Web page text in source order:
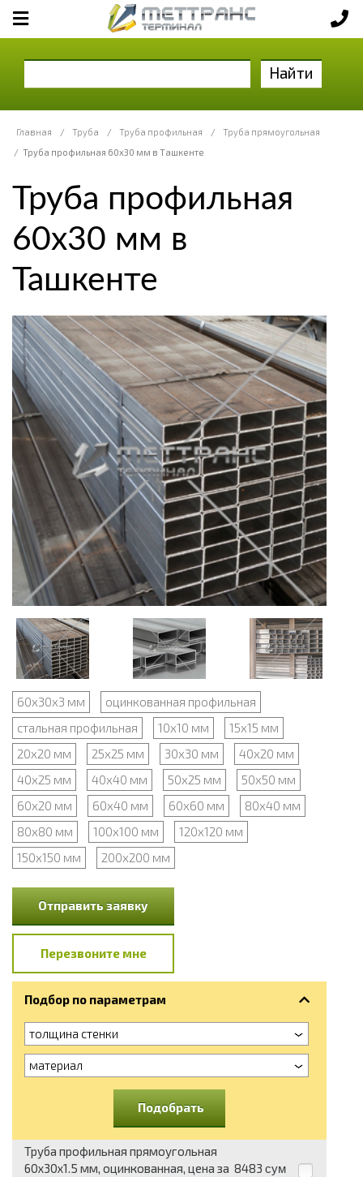
Найти
Главная / Труба / Труба профильная /
Труба прямоугольная
/ Труба профильная 60х30 мм в Ташкенте
Труба профильная
60х30 мм в
Ташкенте
60х30х3 мм
оцинкованная профильная
стальная профильная
10х10 мм
15х15 мм
20х20 мм
25х25 мм 30х30 мм
40х20 мм
40х25 мм
40х40 мм 50х25 мм
50х50 мм
60х20 мм
60х40 мм 60х60 мм
80х40 мм
80х80 мм
100х100 мм
120х120 мм
150х150 мм
200х200 мм
Отправить заявку
Перезвоните мне
Подбор по параметрам
толщина стенки
материал
Подобрать
Труба профильная прямоугольная
60x30x1.5 мм, оцинкованная, цена за 8483 сум